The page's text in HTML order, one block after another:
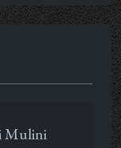
Mulini